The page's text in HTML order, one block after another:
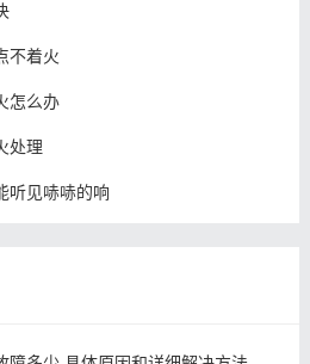
不着火
怎么办
处理
听见哧哧的响